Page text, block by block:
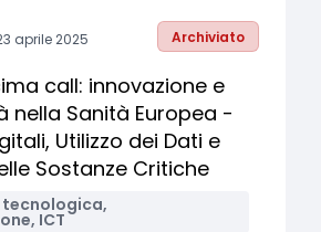
aprile 2025 Archiviato
call: innovazione e
nella Sanità Europea -
Utilizzo dei Dati e
Sostanze Critiche
tecnologica,
ICT